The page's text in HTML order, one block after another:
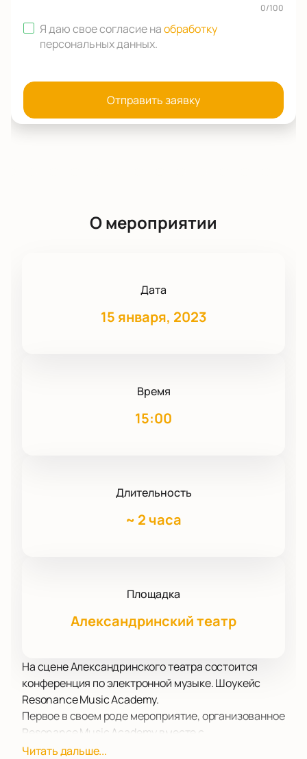
0/100
Я даю свое согласие наобработку
персональных данных.
Отправить заявку
О мероприятии
Дата
15 января, 2023
Время
15:00
Длительность
~ 2 часа
Площадка
Александринский театр
На сцене Александринского театра состоится
конференция по электронной музыке. Шоукейс
Resonance Music Academy.
Первое в своем роде мероприятие, организованное
Resonance Music Academy вместе с
Александринским театром в рамках программы
Читать дальше...